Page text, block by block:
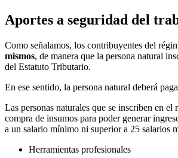
Aportes a seguridad del
Como señalamos, los contribuyentes del
mismos, de manera que la persona natural
del Estatuto Tributario.
En ese sentido, la persona natural deberá
Las personas naturales que se inscriben en
compra de insumos para poder generar
a un salario mínimo ni superior a 25 salarios
Herramientas profesionales